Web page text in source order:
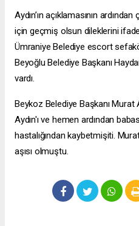
Aydın’ın açıklamasının
için geçmiş olsun dileklerini
Ümraniye Belediye escort
Beyoğlu Belediye Başkanı
vardı.
Beykoz Belediye Başkanı Murat
Aydın'ı ve hemen ardından
hastalığından kaybetmişiti.
aşısı olmuştu.